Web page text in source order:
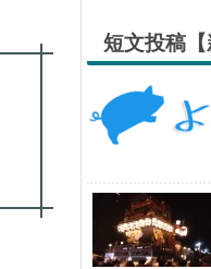
短文投稿【